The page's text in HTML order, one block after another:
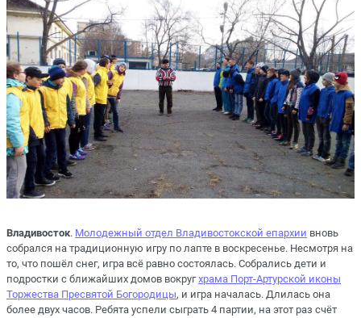
Владивосток. Молодежный отдел Владивостокской епархии вновь
собрался на традиционную игру по лапте в воскресенье. Несмотря на
то, что пошёл снег, игра всё равно состоялась. Собрались дети и
подростки с ближайших домов вокругхрама Порт-Артурской иконы
Торжества Пресвятой Богородицы, и игра началась. Длилась она
более двух часов. Ребята успели сыграть 4 партии, на этот раз счёт